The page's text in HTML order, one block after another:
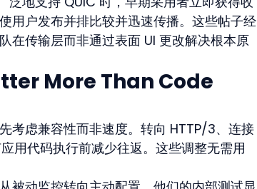
用户发布并排比较并迅速传播。这些帖子经
在传输层而非通过表面 UI 更改解决根本原
More Than Code
考虑兼容性而非速度。转向 HTTP/3、连接
用代码执行前减少往返。这些调整无需用